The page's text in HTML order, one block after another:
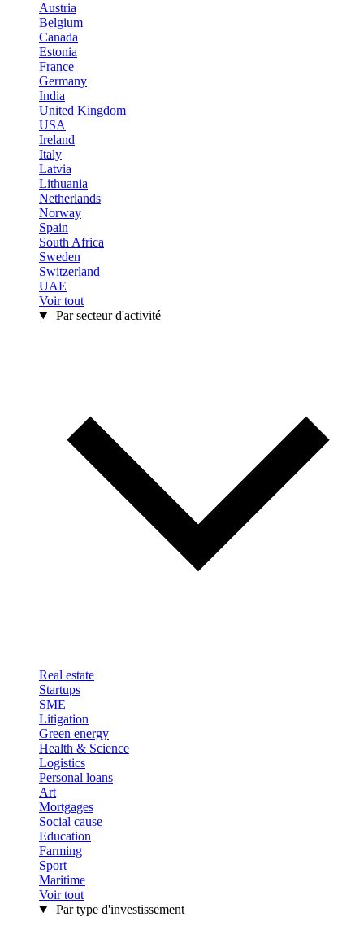
Austria
Belgium
Canada
Estonia
France
Germany
India
United Kingdom
USA
Ireland
Italy
Latvia
Lithuania
Netherlands
Norway
Spain
South Africa
Sweden
Switzerland
UAE
Voir tout
Par secteur d'activité
Real estate
Startups
SME
Litigation
Green energy
Health & Science
Logistics
Personal loans
Art
Mortgages
Social cause
Education
Farming
Sport
Maritime
Voir tout
Par type d'investissement